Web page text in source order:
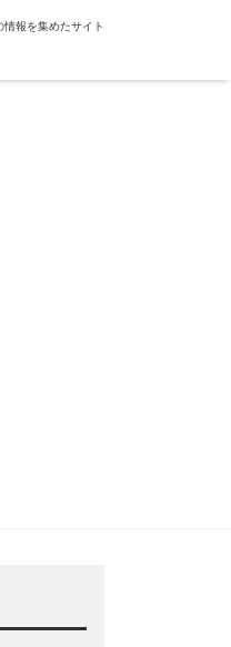
報を集めたサイト